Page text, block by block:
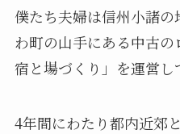
僕たち夫婦は信州小諸
わ町の山手にある中古
宿と場づくり」を運営し
4年間にわたり都内近郊